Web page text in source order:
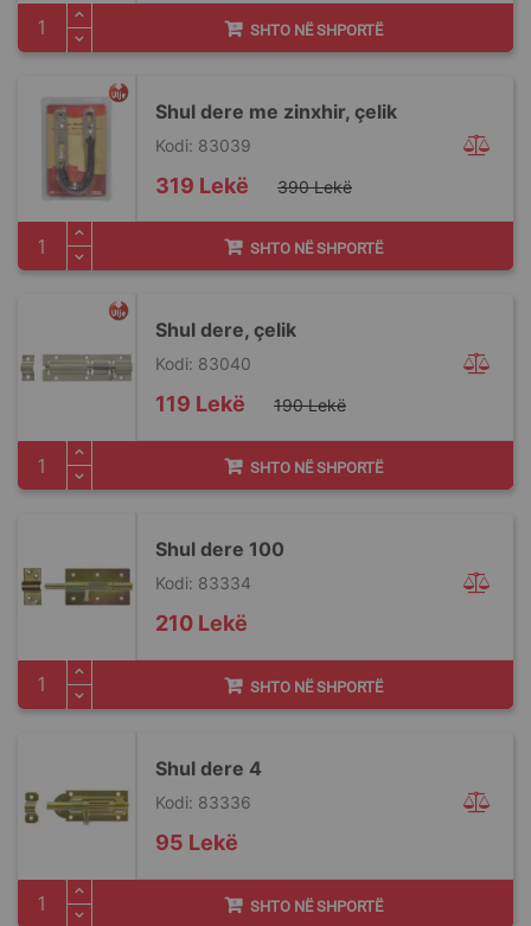
SHTO NË SHPORTË
Shul dere me zinxhir, çelik
Kodi: 83039
Special
Price
319 Lekë 390 Lekë
SHTO NË SHPORTË
Shul dere, çelik
Kodi: 83040
Special
Price
119 Lekë 190 Lekë
SHTO NË SHPORTË
Shul dere 100
Kodi: 83334
210 Lekë
SHTO NË SHPORTË
Shul dere 4
Kodi: 83336
95 Lekë
SHTO NË SHPORTË